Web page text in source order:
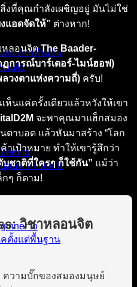
ละ การคืนเงิน
นตัว
to
มือทำ ตั้งแต่ 0
to
คตั้งแต่พื้นฐาน
งที่คุณกำลังเผชิญอยู่ มันไม่ใช่
แอดจัดให้” ต่างหาก!
หลอนจิตThe Baader-
ฏการณ์บาร์เดอร์-ไมน์ฮอฟ)
วงตาแห่งความถี่) ครับ!
นแค่ครั้งเดียวแล้วหวังให้เขา
จะพาคุณมาแฮ็กสมอง
าบอด แล้วหันมาสร้าง “โลก
าเป้าหมาย ทำให้เขารู้สึกว่า
บชาติที่ใครๆ ก็ใช้กัน” แม้ว่า
กๆ ก็ตาม!
วิชาหลอนจิต
ความบั๊กของสมองมนุษย์